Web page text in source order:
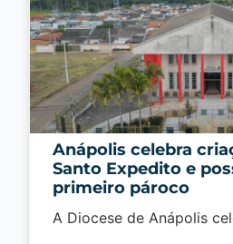
Anápolis celebra
Santo Expedito e
primeiro pároco
A Diocese de Anápolis